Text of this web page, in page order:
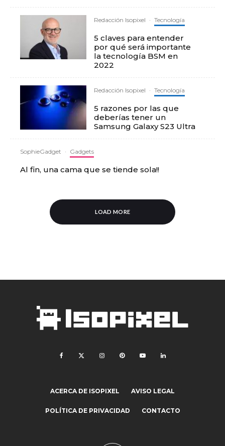
Redacción Isopixel · Tecnología
5 claves para entender
por qué será importante
la tecnología BSM en
2022
Redacción Isopixel · Tecnología
5 razones por las que
deberías tener un
Samsung Galaxy S23 Ultra
SophieGadget · Gadgets
Al fin, una cama que se tiende sola!!
LOAD MORE
ACERCA DE ISOPIXEL AVISO LEGAL
POLÍTICA DE PRIVACIDAD CONTACTO